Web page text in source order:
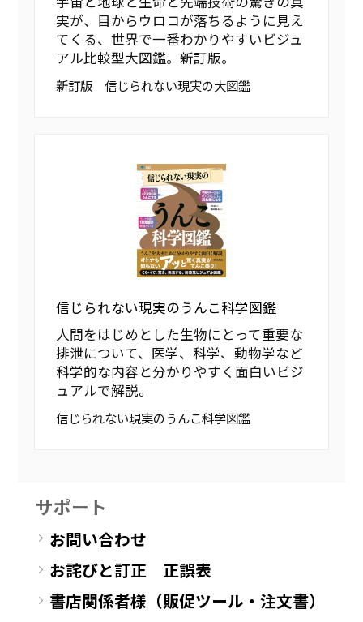
実が、目からウロコが落ちるように見え
てくる、世界で一番わかりやすいビジュ
アル比較型大図鑑。新訂版。
新訂版 信じられない現実の大図鑑
信じられない現実のうんこ科学図鑑
人間をはじめとした生物にとって重要な
排泄について、医学、科学、動物学など
科学的な内容と分かりやすく面白いビジ
ュアルで解説。
信じられない現実のうんこ科学図鑑
サポート
お問い合わせ
お詫びと訂正 正誤表
書店関係者様（販促ツール・注文書）